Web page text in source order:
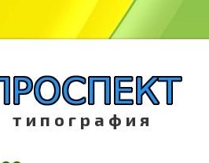
т и п о г р а ф и я